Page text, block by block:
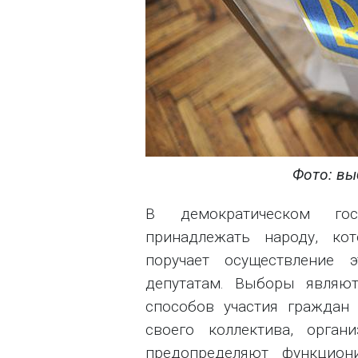
Фото:
В демократическом
принадлежать народу,
поручает
депутатам. Выборы
способов участия
своего коллектива,
предопределяют